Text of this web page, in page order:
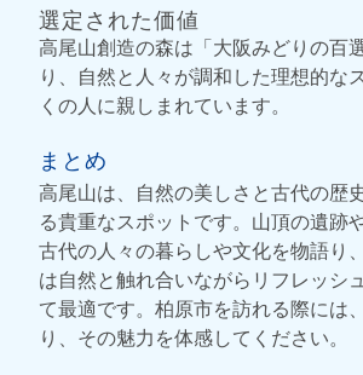
選定された価値
高尾山創造の森は「大阪みどりの百
り、自然と人々が調和した理想的な
くの人に親しまれています。
まとめ
高尾山は、自然の美しさと古代の歴
る貴重なスポットです。山頂の遺跡
古代の人々の暮らしや文化を物語り
は自然と触れ合いながらリフレッシ
て最適です。柏原市を訪れる際には
り、その魅力を体感してください。